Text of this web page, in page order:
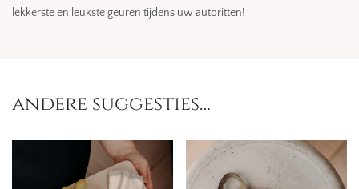
lekkerste en leukste geuren tijdens uw autoritten!
andere suggesties…